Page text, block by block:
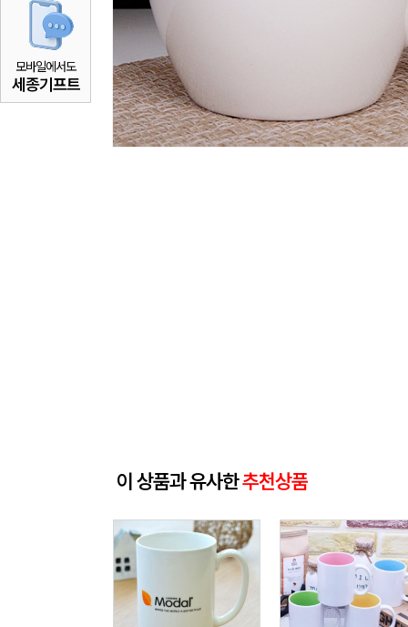
모바일에서도
세종기프트
이 상품과 유사한추천상품